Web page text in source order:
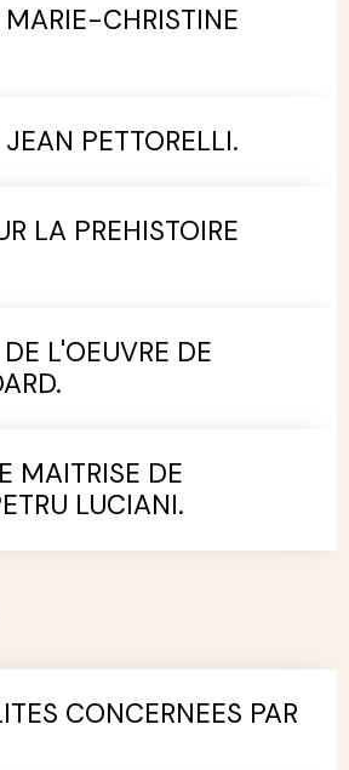
CHRISTINE
PETTORELLI.
LA PREHISTOIRE
L'OEUVRE DE
MAITRISE DE
LUCIANI.
CONCERNEES PAR